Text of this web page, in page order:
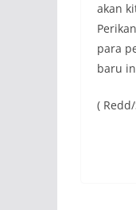
akan
para
baru
(